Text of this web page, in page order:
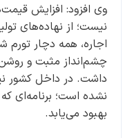
وی افزود: افزایش
نیست؛ از نهاده‌های
اجاره، همه دچار تورم
چشم‌انداز مثبت و
داشت. در داخل کشور
نشده است؛ برنامه‌ای
بهبود می‌یابد.